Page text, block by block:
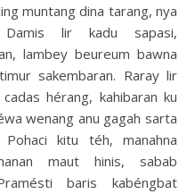
muntang dina tarang, nya
lir kadu sapasi,
lambey beureum bawna
sakembaran. Raray lir
hérang, kahibaran ku
wenang anu gagah sarta
kitu téh, manahna
maut hinis, sabab
baris kabéngbat